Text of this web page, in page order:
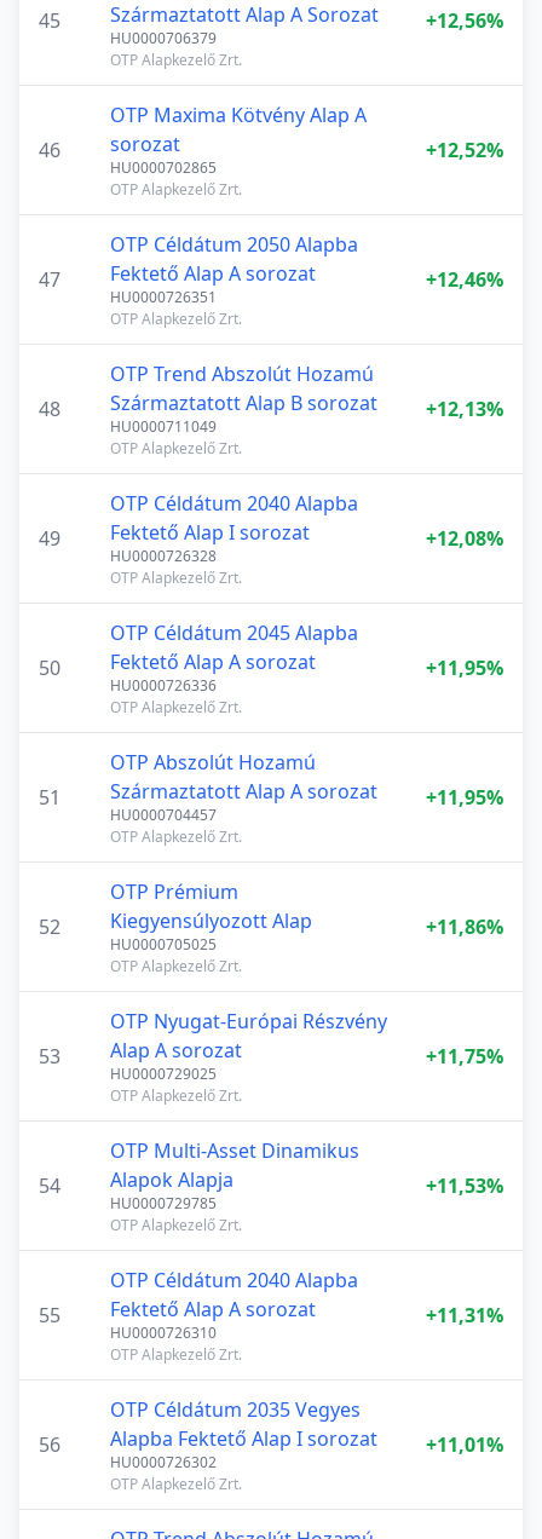
45
Származtatott Alap A Sorozat
HU0000706379
OTP Alapkezelő Zrt.
+12,56%
46
OTP Maxima Kötvény Alap A
sorozat
HU0000702865
OTP Alapkezelő Zrt.
+12,52%
47
OTP Céldátum 2050 Alapba
Fektető Alap A sorozat
HU0000726351
OTP Alapkezelő Zrt.
+12,46%
48
OTP Trend Abszolút Hozamú
Származtatott Alap B sorozat
HU0000711049
OTP Alapkezelő Zrt.
+12,13%
49
OTP Céldátum 2040 Alapba
Fektető Alap I sorozat
HU0000726328
OTP Alapkezelő Zrt.
+12,08%
50
OTP Céldátum 2045 Alapba
Fektető Alap A sorozat
HU0000726336
OTP Alapkezelő Zrt.
+11,95%
51
OTP Abszolút Hozamú
Származtatott Alap A sorozat
HU0000704457
OTP Alapkezelő Zrt.
+11,95%
52
OTP Prémium
Kiegyensúlyozott Alap
HU0000705025
OTP Alapkezelő Zrt.
+11,86%
53
OTP Nyugat-Európai Részvény
Alap A sorozat
HU0000729025
OTP Alapkezelő Zrt.
+11,75%
54
OTP Multi-Asset Dinamikus
Alapok Alapja
HU0000729785
OTP Alapkezelő Zrt.
+11,53%
55
OTP Céldátum 2040 Alapba
Fektető Alap A sorozat
HU0000726310
OTP Alapkezelő Zrt.
+11,31%
56
OTP Céldátum 2035 Vegyes
Alapba Fektető Alap I sorozat
HU0000726302
OTP Alapkezelő Zrt.
+11,01%